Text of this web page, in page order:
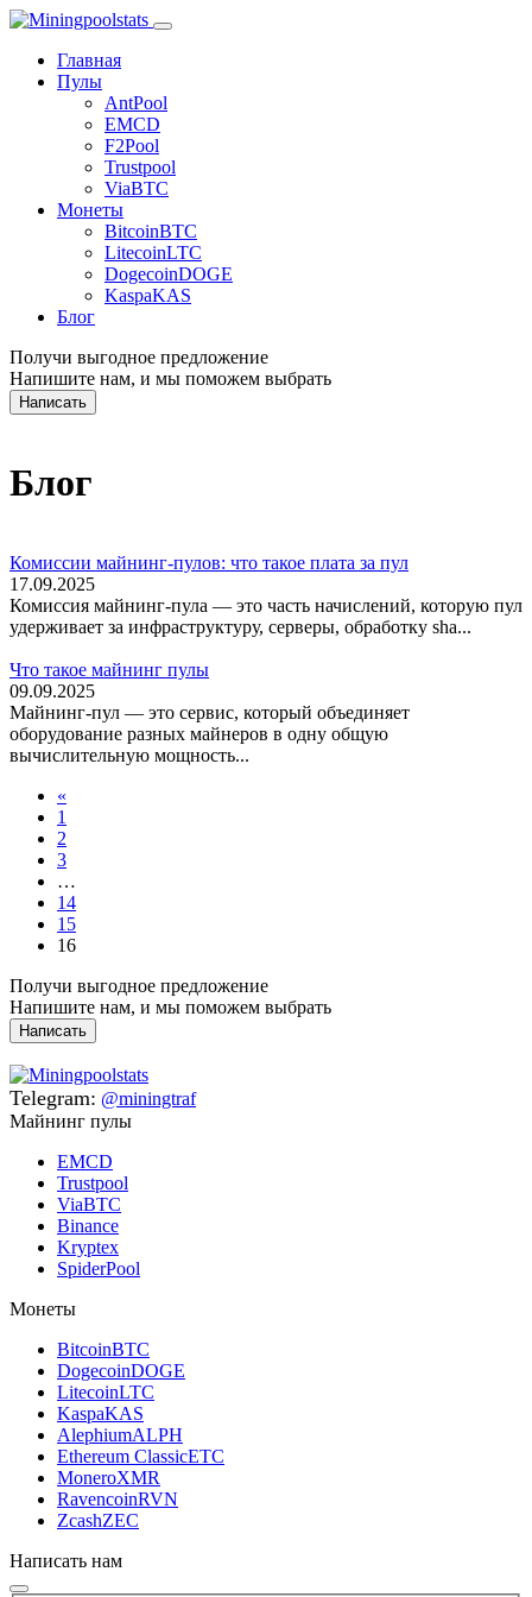
Главная
Пулы
AntPool
EMCD
F2Pool
Trustpool
ViaBTC
Монеты
BitcoinBTC
LitecoinLTC
DogecoinDOGE
KaspaKAS
Блог
Получи выгодное предложение
Напишите нам, и мы поможем выбрать
Написать
Блог
Комиссии майнинг-пулов: что такое плата за пул
17.09.2025
Комиссия майнинг-пула — это часть начислений, которую пул
удерживает за инфраструктуру, серверы, обработку sha...
Что такое майнинг пулы
09.09.2025
Майнинг-пул — это сервис, который объединяет
оборудование разных майнеров в одну общую
вычислительную мощность...
«
1
2
3
…
14
15
16
Получи выгодное предложение
Напишите нам, и мы поможем выбрать
Написать
Telegram: @miningtraf
Майнинг пулы
EMCD
Trustpool
ViaBTC
Binance
Kryptex
SpiderPool
Монеты
BitcoinBTC
DogecoinDOGE
LitecoinLTC
KaspaKAS
AlephiumALPH
Ethereum ClassicETC
MoneroXMR
RavencoinRVN
ZcashZEC
Написать нам